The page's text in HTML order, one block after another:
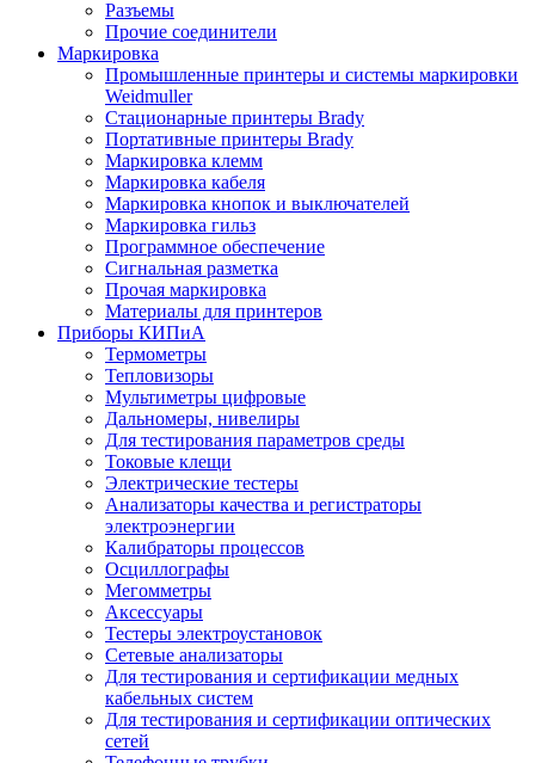
Разъемы
Прочие соединители
Маркировка
Промышленные принтеры и системы маркировки
Weidmuller
Стационарные принтеры Brady
Портативные принтеры Brady
Маркировка клемм
Маркировка кабеля
Маркировка кнопок и выключателей
Маркировка гильз
Программное обеспечение
Сигнальная разметка
Прочая маркировка
Материалы для принтеров
Приборы КИПиА
Термометры
Тепловизоры
Мультиметры цифровые
Дальномеры, нивелиры
Для тестирования параметров среды
Токовые клещи
Электрические тестеры
Анализаторы качества и регистраторы
электроэнергии
Калибраторы процессов
Осциллографы
Мегомметры
Аксессуары
Тестеры электроустановок
Сетевые анализаторы
Для тестирования и сертификации медных
кабельных систем
Для тестирования и сертификации оптических
сетей